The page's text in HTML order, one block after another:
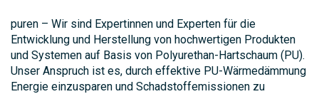
puren – Wir sind Expertinnen und Experten für die
Entwicklung und Herstellung von hochwertigen Produkten
und Systemen auf Basis von Polyurethan-Hartschaum (PU).
Unser Anspruch ist es, durch effektive PU-Wärmedämmung
Energie einzusparen und Schadstoffemissionen zu